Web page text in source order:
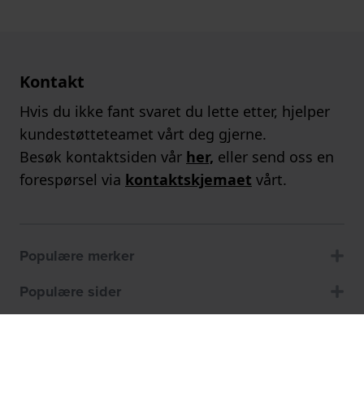
Kontakt
Hvis du ikke fant svaret du lette etter, hjelper
kundestøtteteamet vårt deg gjerne.
Besøk kontaktsiden vår her, eller send oss en
forespørsel via kontaktskjemaet vårt.
Populære merker
Populære sider